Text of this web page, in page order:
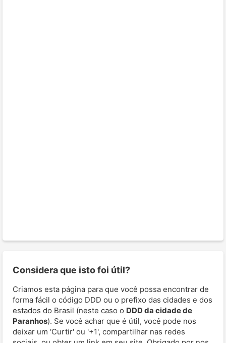
Considera que isto foi útil?
Criamos esta página para que você possa encontrar de
forma fácil o código DDD ou o prefixo das cidades e dos
estados do Brasil (neste caso o DDD da cidade de
Paranhos). Se você achar que é útil, você pode nos
deixar um 'Curtir' ou '+1', compartilhar nas redes